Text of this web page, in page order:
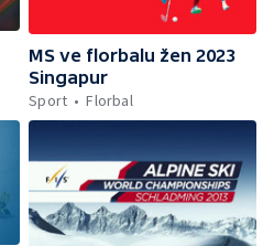
MS ve florbalu žen 2023
Singapur
Sport
Florbal